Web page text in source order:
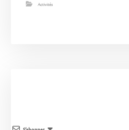
Activités